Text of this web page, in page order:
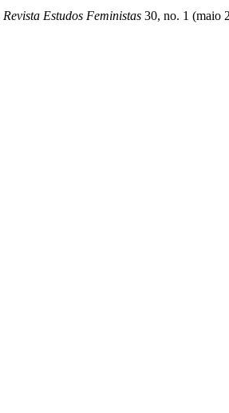
Revista Estudos Feministas 30, no. 1 (maio